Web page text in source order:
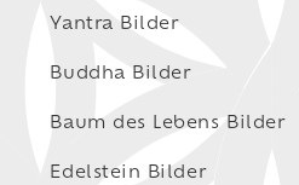
Yantra Bilder
Buddha Bilder
Baum des Lebens Bilder
Edelstein Bilder